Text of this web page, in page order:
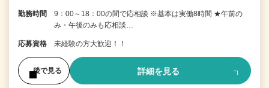
勤務時間
9：00～18：00の間で応相談 ※基本は実働8時間 ★午前の
み・午後のみも応相談…
応募資格 未経験の方大歓迎！！
後で見る 詳細を見る